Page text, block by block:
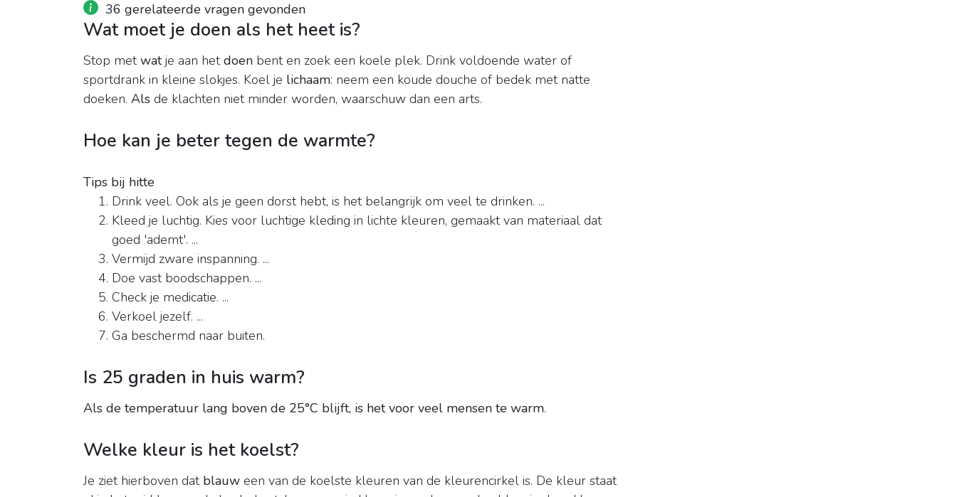
36 gerelateerde vragen gevonden
Wat moet je doen als het heet is?
Stop metwatje aan hetdoen bent en zoek een koele plek. Drink voldoende water of
sportdrank in kleine slokjes. Koel je lichaam: neem een koude douche of bedek met natte
doeken. Als de klachten niet minder worden, waarschuw dan een arts.
Hoe kan je beter tegen de warmte?
Tips bij hitte
Drink veel. Ook als je geen dorst hebt, is het belangrijk om veel te drinken. ...
Kleed je luchtig. Kies voor luchtige kleding in lichte kleuren, gemaakt van materiaal dat
goed 'ademt'. ...
Vermijd zware inspanning. ...
Doe vast boodschappen. ...
Check je medicatie. ...
Verkoel jezelf. ...
Ga beschermd naar buiten.
Is 25 graden in huis warm?
Als de temperatuur lang boven de 25°C blijft, is het voor veel mensen te warm.
Welke kleur is het koelst?
Je ziet hierboven dat blauw een van de koelste kleuren van de kleurencirkel is. De kleur staat